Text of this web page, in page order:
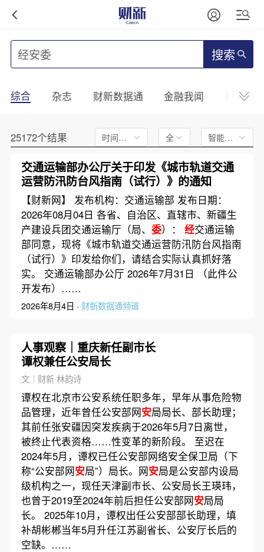
搜索
综合 杂志 财新数据通 金融我闻 财新
25172个结果 时间不限 全文 智能排序
交通运输部办公厅关于印发《城市轨道交通
运营防汛防台风指南（试行）》的通知
【财新网】 发布机构：交通运输部 发布日期：
2026年08月04日 各省、自治区、直辖市、新疆生
产建设兵团交通运输厅（局、 委）： 经交通运输
部同意，现将《城市轨道交通运营防汛防台风指南
（试行）》印发给你们，请结合实际认真抓好落
实。 交通运输部办公厅 2026年7月31日 （此件公
开发布）……
2026年8月4日 · 财新数据通频道
人事观察｜重庆新任副市长
谭权兼任公安局长
文｜财新 林韵诗
谭权在北京市公安系统任职多年，早年从事危险物
品管理，近年曾任公安部网安局局长、部长助理；
其前任张安疆因突发疾病于2026年5月7日离世，
被终止代表资格……性变革的新阶段。 至迟在
2024年5月，谭权已任公安部网络安全保卫局（下
称“公安部网安局”）局长。网安局是公安部内设局
级机构之一，现任天津副市长、公安局长王瑛玮，
也曾于2019至2024年前后担任公安部网安局局
长。 2025年10月，谭权出任公安部部长助理，填
补胡彬郴当年5月升任江苏副省长、公安厅长后的
空缺。……